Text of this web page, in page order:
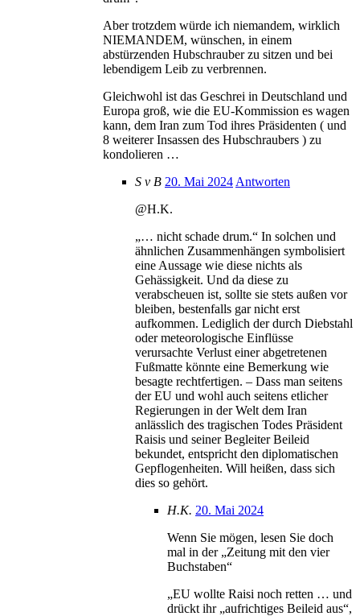
Aber trotzdem würde ich niemandem, wirklich
NIEMANDEM, wünschen, in einem
abstürzenden Hubschrauber zu sitzen und bei
lebendigem Leib zu verbrennen.
Gleichwohl ist das Geschrei in Deutschland und
Europa groß, wie die EU-Kommission es wagen
kann, dem Iran zum Tod ihres Präsidenten ( und
8 weiterer Insassen des Hubschraubers ) zu
kondolieren …
S v B 20. Mai 2024 Antworten
@H.K.
„… nicht schade drum.“ In solchen und
ähnlichen Zusammenhängen symbolisiert
eine Aussage wie diese nichts als
Gehässigkeit. Und da diese zu
verabscheuen ist, sollte sie stets außen vor
bleiben, bestenfalls gar nicht erst
aufkommen. Lediglich der durch Diebstahl
oder meteorologische Einflüsse
verursachte Verlust einer abgetretenen
Fußmatte könnte eine Bemerkung wie
besagte rechtfertigen. – Dass man seitens
der EU und wohl auch seitens etlicher
Regierungen in der Welt dem Iran
anlässlich des tragischen Todes Präsident
Raisis und seiner Begleiter Beileid
bekundet, entspricht den diplomatischen
Gepflogenheiten. Will heißen, dass sich
dies so gehört.
H.K. 20. Mai 2024
Wenn Sie mögen, lesen Sie doch
mal in der „Zeitung mit den vier
Buchstaben“
„EU wollte Raisi noch retten … und
drückt ihr „aufrichtiges Beileid aus“,